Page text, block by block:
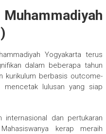
Yogyakarta terus
dalam beberapa tahun
kurikulum berbasis outcome-
mencetak lulusan yang siap
internasional dan pertukaran
kerap meraih